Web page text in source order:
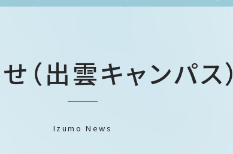
（出雲キャンパス）
Izumo News